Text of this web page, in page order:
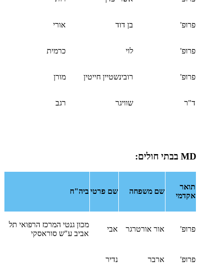
פרופ' בן דוד אורי
פרופ' לוי כרמית
פרופ' רובינשטיין חייטין מורן
ד"ר שוויגר רגב
MD בבתי חולים:
תואר
אקדמי
שם משפחה שם פרטי ביה"ח
פרופ' אור אורטרגר אבי
מכון גנטי המרכז הרפואי תל
אביב ע"ש סוראסקי
פרופ' ארבר נדיר